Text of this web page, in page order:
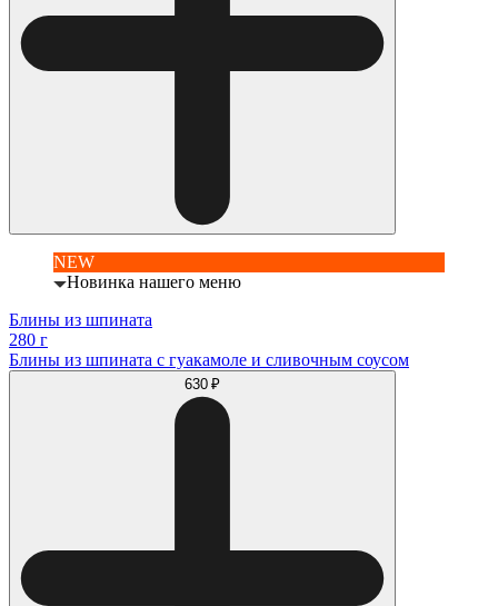
NEW
Новинка нашего меню
Блины из шпината
280 г
Блины из шпината с гуакамоле и сливочным соусом
630 ₽